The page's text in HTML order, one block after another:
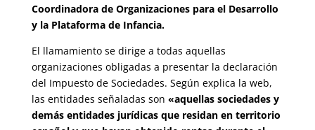
Coordinadora de Organizaciones para el Desarrollo
y la Plataforma de Infancia.
El llamamiento se dirige a todas aquellas
organizaciones obligadas a presentar la declaración
del Impuesto de Sociedades. Según explica la web,
las entidades señaladas son «aquellas sociedades y
demás entidades jurídicas que residan en territorio